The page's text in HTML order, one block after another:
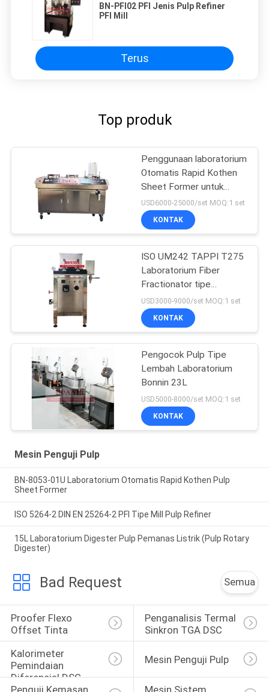
BN-PFI02 PFI Jenis Pulp Refiner
PFI Mill
Terus
Top produk
Penggunaan laboratorium
Otomatis Rapid Kothen
Sheet Former untuk
kertas pulp
USD6000-25000/set MOQ:1 set
KONTAK
ISO UM242 TAPPI T275
Laboratorium Fiber
Fractionator tipe
Somerville
USD3000-9000/set MOQ:1 set
KONTAK
Pengocok Pulp Tipe
Lembah Laboratorium
Bonnin 23L
USD5000-8000/set MOQ:1 set
KONTAK
Mesin Penguji Pulp
BN-8053-01U Laboratorium Otomatis Rapid Kothen Pulp
Sheet Former
ISO 5264-2 DIN EN 25264-2 PFI Tipe Mill Pulp Refiner
15L Laboratorium Digester Pulp Pemanas Listrik (Pulp Rotary
Digester)
Bad Request Semua
Proofer Flexo
Offset Tinta
Penganalisis Termal
Sinkron TGA DSC
Kalorimeter
Pemindaian
Diferensial DSC
Mesin Penguji Pulp